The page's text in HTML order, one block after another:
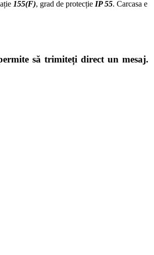
155(F), grad de protecție IP 55. Carcasa e
să trimiteți direct un mesaj.